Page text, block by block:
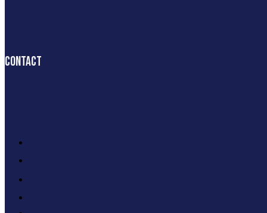
Contact